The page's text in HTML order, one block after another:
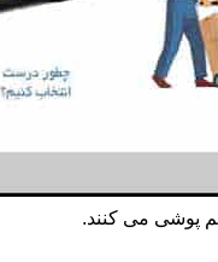
پوشی می کنند.